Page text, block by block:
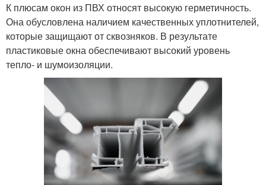
К плюсам окон из ПВХ относят высокую герметичность.
Она обусловлена наличием качественных уплотнителей,
которые защищают от сквозняков. В результате
пластиковые окна обеспечивают высокий уровень
тепло- и шумоизоляции.